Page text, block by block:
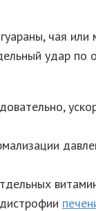
чая
удар по